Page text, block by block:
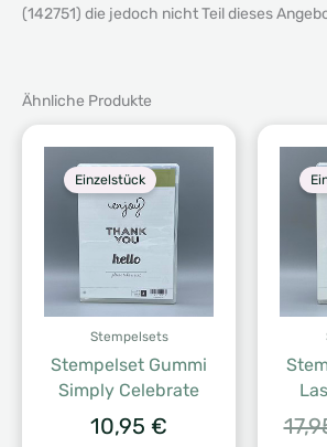
(142751) die jedoch nicht Teil dieses
Ähnliche Produkte
Einzelstück
Stempelsets
Stempelset Gummi
Simply Celebrate
10,95 €